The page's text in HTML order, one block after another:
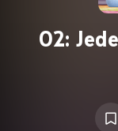
02:
Boomer